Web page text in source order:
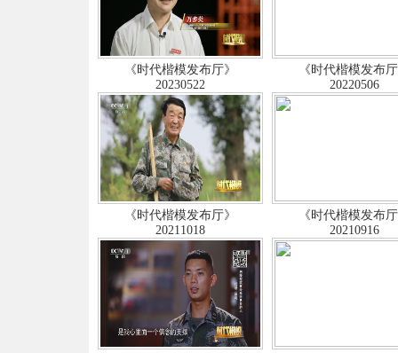
《时代楷模发布厅》
20230522
《时代楷模发布
20220506
《时代楷模发布厅》
20211018
《时代楷模发布
20210916